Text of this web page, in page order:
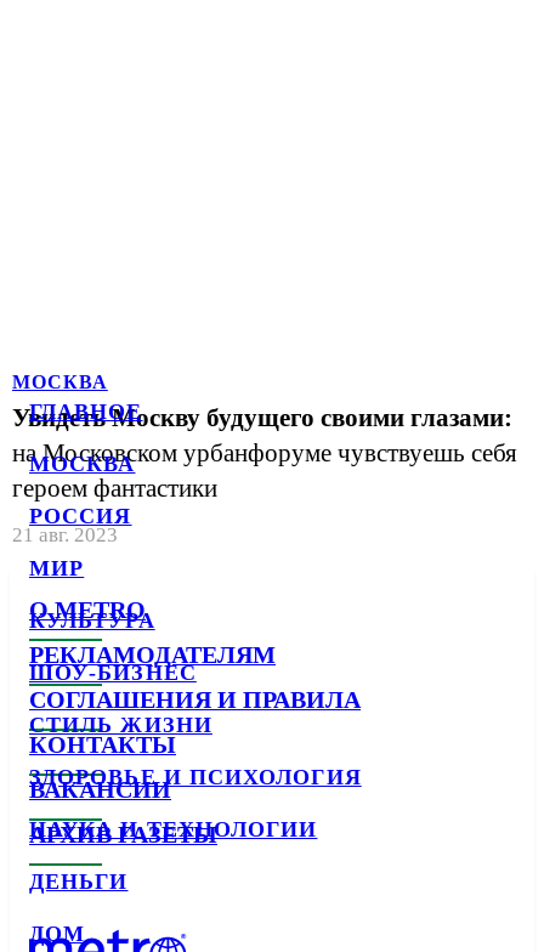
ГЛАВНОЕ
МОСКВА
РОССИЯ
МИР
КУЛЬТУРА
ШОУ-БИЗНЕС
СТИЛЬ ЖИЗНИ
ЗДОРОВЬЕ И ПСИХОЛОГИЯ
НАУКА И ТЕХНОЛОГИИ
ДЕНЬГИ
ДОМ
МОСКВА
Увидеть Москву будущего своими глазами:
на Московском урбанфоруме чувствуешь себя
героем фантастики
21 авг. 2023
О METRO
РЕКЛАМОДАТЕЛЯМ
СОГЛАШЕНИЯ И ПРАВИЛА
КОНТАКТЫ
ВАКАНСИИ
АРХИВ ГАЗЕТЫ